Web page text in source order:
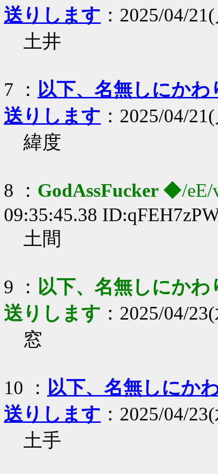
送りします ：2025/04/
土井
7 ： 以下、名無しにか
送りします ：2025/04/
緯度
8 ： GodAssFucker ◆/eE/
09:35:45.38
土間
9 ： 以下、名無しにか
送りします ：2025/04/
窓
10 ： 以下、名無しにか
送りします ：2025/04/
土手